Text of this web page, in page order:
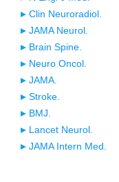
Clin Neuroradiol.
JAMA Neurol.
Brain Spine.
Neuro Oncol.
JAMA.
Stroke.
BMJ.
Lancet Neurol.
JAMA Intern Med.